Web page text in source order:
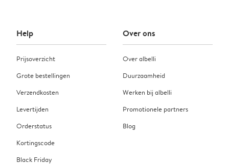
Help
Prijsoverzicht
Grote bestellingen
Verzendkosten
Levertijden
Orderstatus
Kortingscode
Black Friday
Over ons
Over albelli
Duurzaamheid
Werken bij albelli
Promotionele partners
Blog